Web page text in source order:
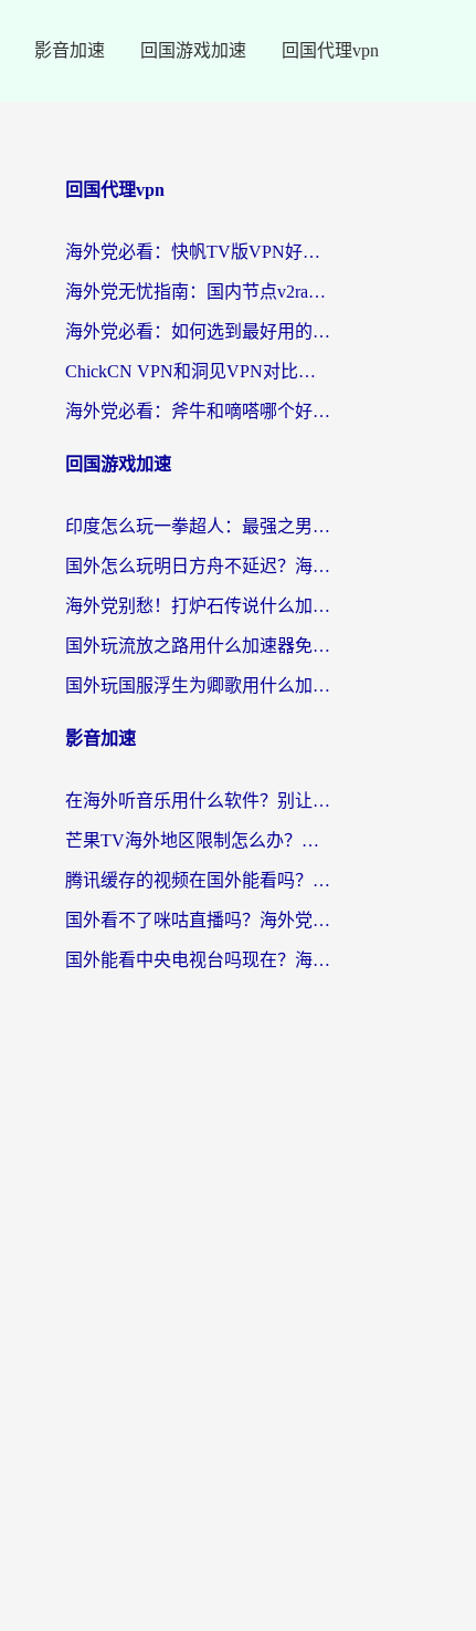
影音加速 回国游戏加速 回国代理vpn
回国代理vpn
海外党必看：快帆TV版VPN好用吗？和快游VPN对比哪个回国效果更好？附实用避坑指南
海外党无忧指南：国内节点v2ray怎么选？一键回国VPN+多场景实测帮你避坑
海外党必看：如何选到最好用的回国加速器？从节点到售后的全维度指南
ChickCN VPN和洞见VPN对比哪个回国效果更好？海外党亲测3款加速器+避坑指南
海外党必看：斧牛和嘀嗒哪个好？3个维度教你选对回国加速器
回国游戏加速
印度怎么玩一拳超人：最强之男？海外党国服游戏加速避坑指南
国外怎么玩明日方舟不延迟？海外玩家国服游戏加速终极指南（附DNF梦幻诛仙解决方案）
海外党别愁！打炉石传说什么加速器好用？3个实用技巧解决国服游戏卡顿
国外玩流放之路用什么加速器免费？海外党亲测有效的国服游戏加速指南
国外玩国服浮生为卿歌用什么加速器比较好？海外党亲测不踩坑指南
影音加速
在海外听音乐用什么软件？别让地域限制断了你的华语歌单
芒果TV海外地区限制怎么办？海外党追剧看片的实用加速器选择指南
腾讯缓存的视频在国外能看吗？海外党追剧看片的终极解决方案
国外看不了咪咕直播吗？海外党追剧看片的加速器选择指南
国外能看中央电视台吗现在？海外党追剧看央视的实用指南